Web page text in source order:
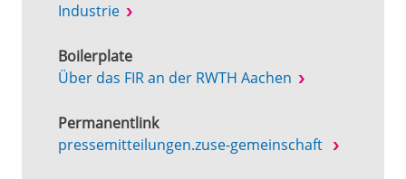
Industrie
Boilerplate
Über das FIR an der RWTH Aachen
Permanentlink
pressemitteilungen.zuse-gemeinschaft